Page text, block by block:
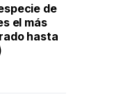
de
el más
hasta